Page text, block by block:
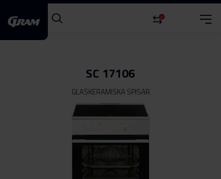
0
SC 17106
GLASKERAMISKA SPISAR